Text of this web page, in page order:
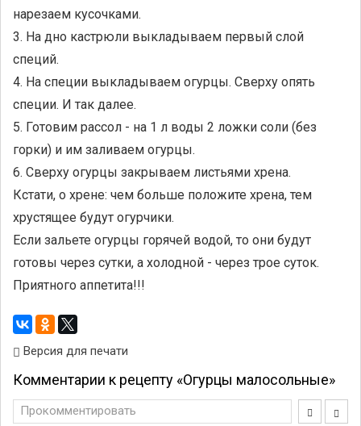
нарезаем кусочками.
3. На дно кастрюли выкладываем первый слой
специй.
4. На специи выкладываем огурцы. Сверху опять
специи. И так далее.
5. Готовим рассол - на 1 л воды 2 ложки соли (без
горки) и им заливаем огурцы.
6. Сверху огурцы закрываем листьями хрена.
Кстати, о хрене: чем больше положите хрена, тем
хрустящее будут огурчики.
Если зальете огурцы горячей водой, то они будут
готовы через сутки, а холодной - через трое суток.
Приятного аппетита!!!
Версия для печати
Комментарии к рецепту «Огурцы малосольные»
Прокомментировать